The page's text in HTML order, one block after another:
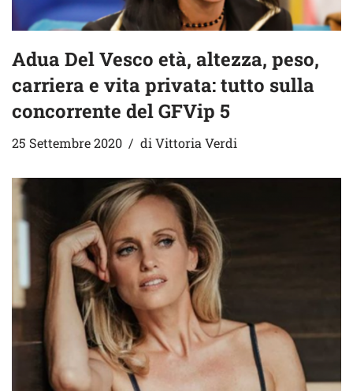
Adua Del Vesco età, altezza, peso,
carriera e vita privata: tutto sulla
concorrente del GFVip 5
25 Settembre 2020 di Vittoria Verdi